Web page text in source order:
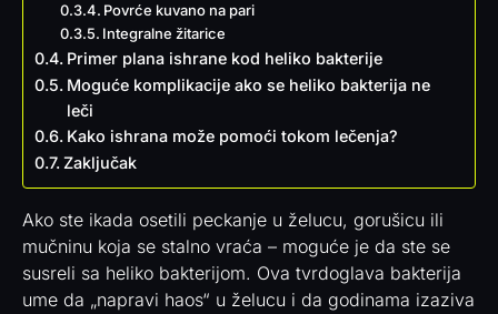
Povrće kuvano na pari
Integralne žitarice
Primer plana ishrane kod heliko bakterije
Moguće komplikacije ako se heliko bakterija ne
leči
Kako ishrana može pomoći tokom lečenja?
Zaključak
Ako ste ikada osetili peckanje u želucu, gorušicu ili
mučninu koja se stalno vraća – moguće je da ste se
susreli sa heliko bakterijom. Ova tvrdoglava bakterija
ume da „napravi haos“ u želucu i da godinama izaziva